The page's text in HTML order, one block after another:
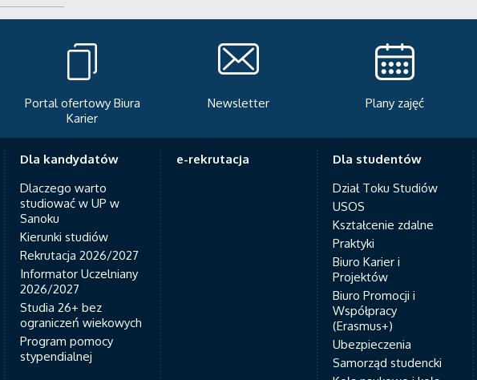
Biura
Newsletter Serwis
Dla kandydatów
Dlaczego warto
studiować w UP w
Sanoku
Kierunki studiów
Rekrutacja 2026/2027
Informator Uczelniany
2026/2027
Studia 26+ bez
ograniczeń wiekowych
Program pomocy
stypendialnej
e-rekrutacja
Dla studentów
Dział Toku Studiów
USOS
Kształcenie zdalne
Praktyki
Biuro Karier i
Projektów
Biuro Promocji i
Współpracy
(Erasmus+)
Ubezpieczenia
Samorząd studencki